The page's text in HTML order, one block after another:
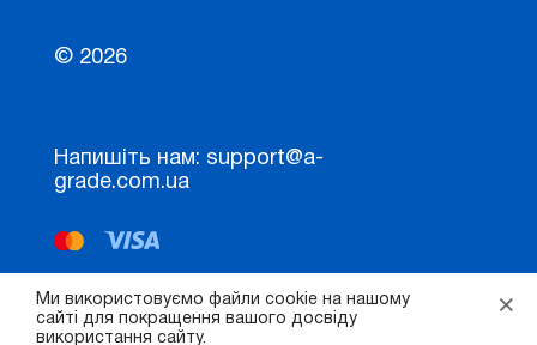
Ми використовуємо файли cookie на нашому
сайті для покращення вашого досвіду
використання сайту.
×
© 2026
Напишіть нам: support@a-
grade.com.ua